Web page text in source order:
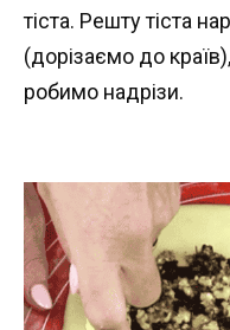
тіста. Решту тіста
(дорізаємо до
робимо надрізи.